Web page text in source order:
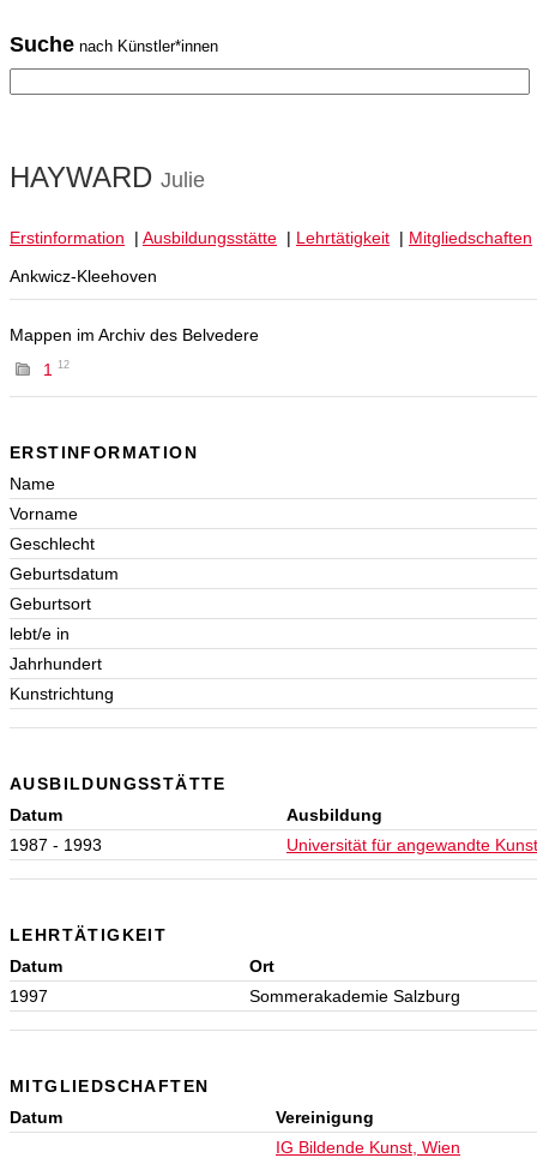
Suche nach Künstler*innen
HAYWARD Julie
Erstinformation | Ausbildungsstätte | Lehrtätigkeit | Mitgliedschaften
Ankwicz-Kleehoven
Mappen im Archiv des Belvedere
1
12
ERSTINFORMATION
Name
Vorname
Geschlecht
Geburtsdatum
Geburtsort
lebt/e in
Jahrhundert
Kunstrichtung
AUSBILDUNGSSTÄTTE
Datum
Ausbildung
1987 - 1993
Universität für angewandte
LEHRTÄTIGKEIT
Datum
Ort
1997
Sommerakademie Salzburg
MITGLIEDSCHAFTEN
Datum
Vereinigung
IG Bildende Kunst, Wien